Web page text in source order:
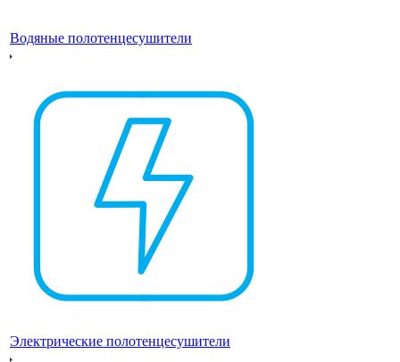
Водяные полотенцесушители
Электрические полотенцесушители